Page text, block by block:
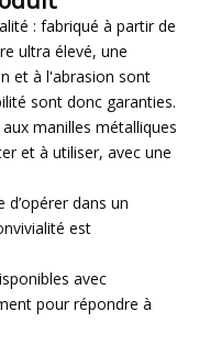
: fabriqué à partir de
ultra élevé, une
et à l'abrasion sont
sont donc garanties.
manilles métalliques
et à utiliser, avec une
d’opérer dans un
est
avec
pour répondre à